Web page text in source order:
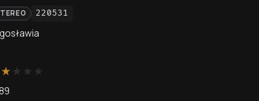
220531
★ ★ ★ ★